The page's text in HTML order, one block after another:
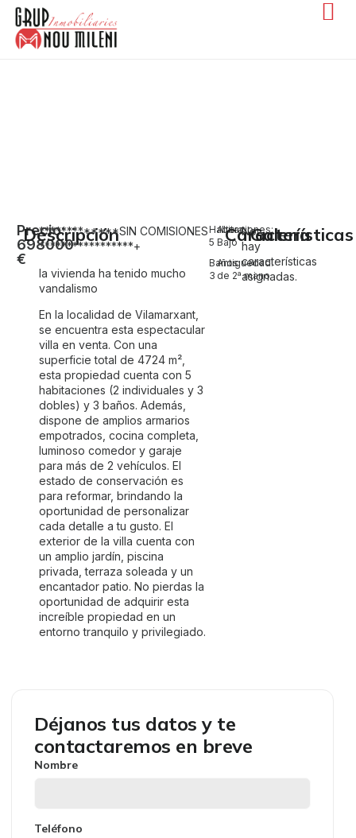
Déjanos tus datos y te
contactaremos en breve
Nombre
Teléfono
Precio:
698000
€
Descripción
*************SIN COMISIONES
*****************+
la vivienda ha tenido mucho
vandalismo
En la localidad de Vilamarxant,
se encuentra esta espectacular
villa en venta. Con una
superficie total de 4724 m²,
esta propiedad cuenta con 5
habitaciones (2 individuales y 3
dobles) y 3 baños. Además,
dispone de amplios armarios
empotrados, cocina completa,
luminoso comedor y garaje
para más de 2 vehículos. El
estado de conservación es
para reformar, brindando la
oportunidad de personalizar
cada detalle a tu gusto. El
exterior de la villa cuenta con
un amplio jardín, piscina
privada, terraza soleada y un
encantador patio. No pierdas la
oportunidad de adquirir esta
increíble propiedad en un
entorno tranquilo y privilegiado.
Habitaciones:
5
Baños:
3
Altura:
Bajo
Antiguedad:
de 2ª mano
Características
No
hay
características
asignadas.
Galería